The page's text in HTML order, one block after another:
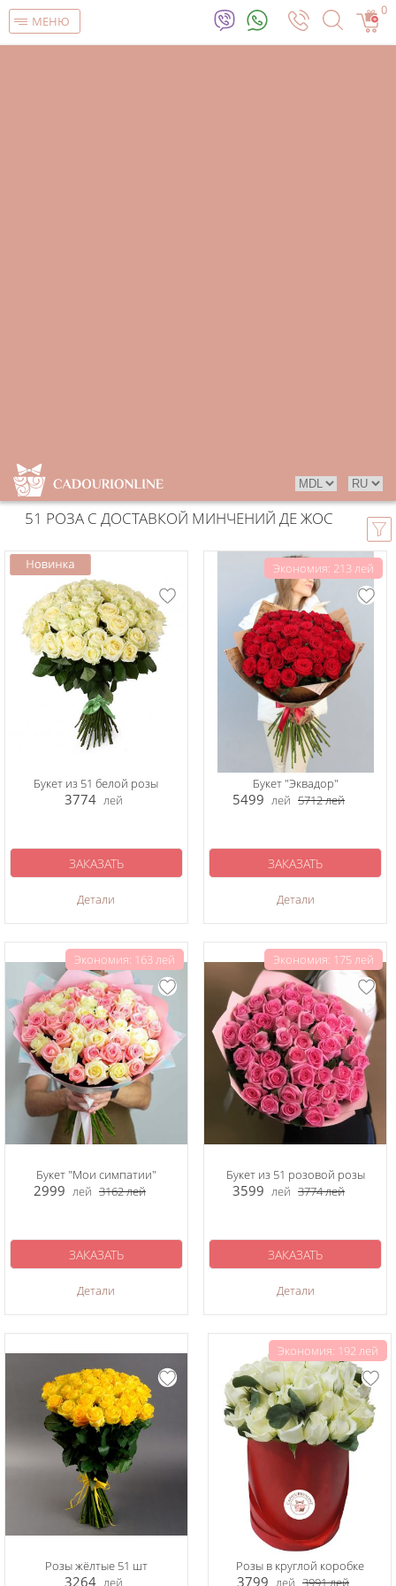
МЕНЮ
0
51 РОЗА С ДОСТАВКОЙ МИНЧЕНИЙ ДЕ ЖОС
Букет из 51 белой розы
3774 лей
Детали
ЗАКАЗАТЬ
Экономия: 213 лей
Букет "Эквадор"
5499 лей 5712лей
Детали
ЗАКАЗАТЬ
Экономия: 163 лей
Букет "Мои симпатии"
2999 лей 3162лей
Детали
ЗАКАЗАТЬ
Экономия: 175 лей
Букет из 51 розовой розы
3599 лей 3774лей
Детали
ЗАКАЗАТЬ
Розы жёлтые 51 шт
3264 лей
Экономия: 192 лей
Розы в круглой коробке
3799 лей 3991лей